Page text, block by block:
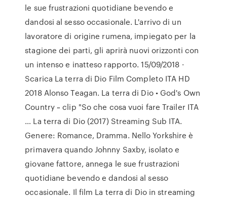
le sue frustrazioni quotidiane bevendo e
dandosi al sesso occasionale. L'arrivo di un
lavoratore di origine rumena, impiegato per la
stagione dei parti, gli aprirà nuovi orizzonti con
un intenso e inatteso rapporto. 15/09/2018 ·
Scarica La terra di Dio Film Completo ITA HD
2018 Alonso Teagan. La terra di Dio • God's Own
Country ~ clip "So che cosa vuoi fare Trailer ITA
… La terra di Dio (2017) Streaming Sub ITA.
Genere: Romance, Dramma. Nello Yorkshire è
primavera quando Johnny Saxby, isolato e
giovane fattore, annega le sue frustrazioni
quotidiane bevendo e dandosi al sesso
occasionale. Il film La terra di Dio in streaming